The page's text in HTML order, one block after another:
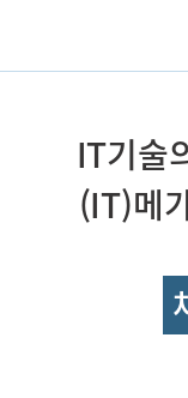
IT기술
(IT)메